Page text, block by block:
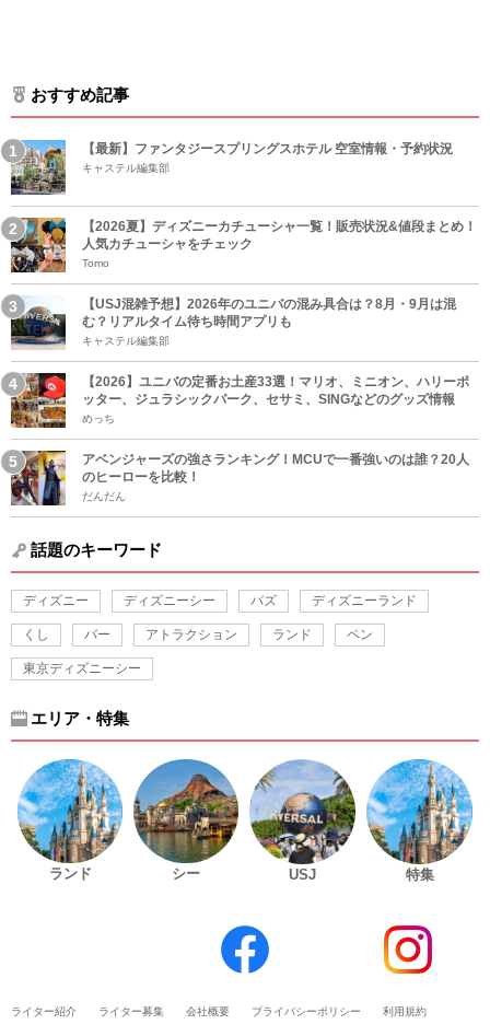
おすすめ記事
【最新】ファンタジースプリングスホテル 空室情報・予約状況
キャステル編集部
【2026夏】ディズニーカチューシャ一覧！販売状況&値段まとめ！
人気カチューシャをチェック
Tomo
【USJ混雑予想】2026年のユニバの混み具合は？8月・9月は混
む？リアルタイム待ち時間アプリも
キャステル編集部
【2026】ユニバの定番お土産33選！マリオ、ミニオン、ハリーポ
ッター、ジュラシックパーク、セサミ、SINGなどのグッズ情報
めっち
アベンジャーズの強さランキング！MCUで一番強いのは誰？20人
のヒーローを比較！
だんだん
話題のキーワード
ディズニー ディズニーシー バズ ディズニーランド
くし バー アトラクション ランド ペン
東京ディズニーシー
エリア・特集
ランド シー USJ 特集
ライター紹介 ライター募集 会社概要 プライバシーポリシー 利用規約